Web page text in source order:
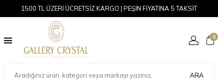
1500 TL ÜZERİ ÜCRETSİZ KARGO | PEŞİN FİYATINA 5 TAKSİT
ARA
0